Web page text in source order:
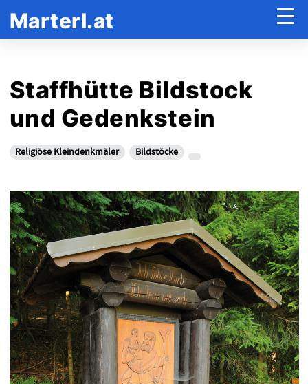
Marterl.at
Staffhütte Bildstock
und Gedenkstein
Religiöse Kleindenkmäler Bildstöcke